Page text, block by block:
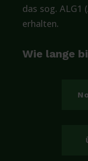
das sog. ALG1
erhalten.
Wie lange